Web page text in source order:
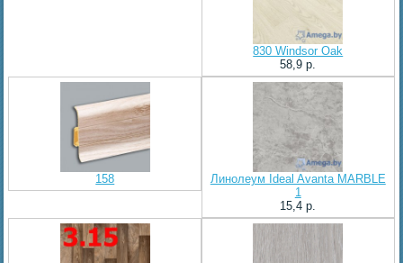
830 Windsor Oak
58,9 p.
158
Линолеум Ideal Avanta MARBLE
1
15,4 p.